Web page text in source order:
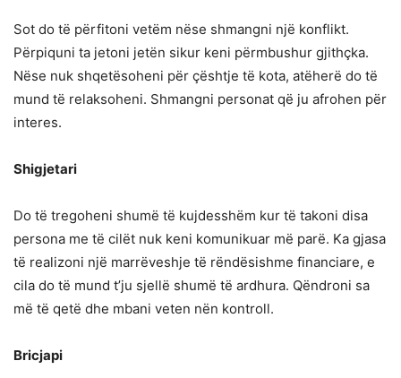
Sot do të përfitoni vetëm nëse shmangni një konflikt.
Përpiquni ta jetoni jetën sikur keni përmbushur gjithçka.
Nëse nuk shqetësoheni për çështje të kota, atëherë do të
mund të relaksoheni. Shmangni personat që ju afrohen për
interes.
Shigjetari
Do të tregoheni shumë të kujdesshëm kur të takoni disa
persona me të cilët nuk keni komunikuar më parë. Ka gjasa
të realizoni një marrëveshje të rëndësishme financiare, e
cila do të mund t’ju sjellë shumë të ardhura. Qëndroni sa
më të qetë dhe mbani veten nën kontroll.
Bricjapi